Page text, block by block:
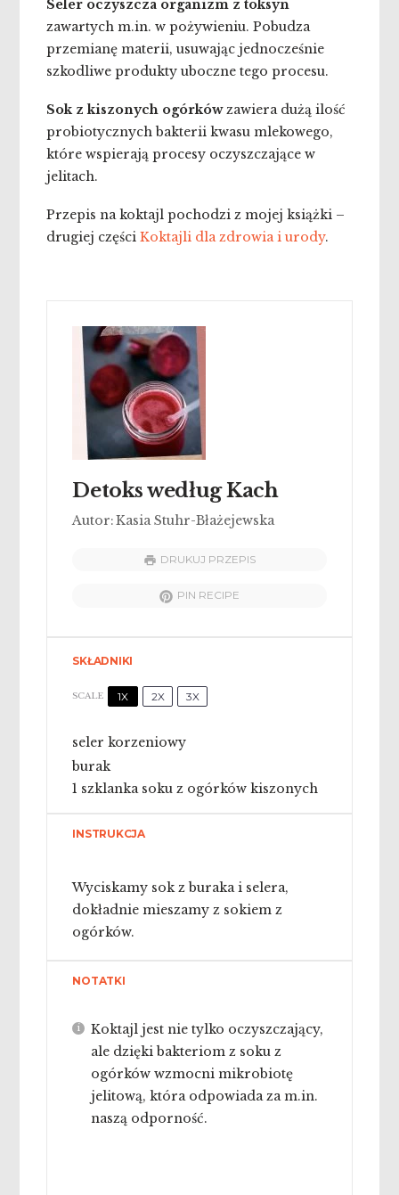
Seler oczyszcza organizm z toksyn
zawartych m.in. w pożywieniu. Pobudza
przemianę materii, usuwając jednocześnie
szkodliwe produkty uboczne tego procesu.
Sok z kiszonych ogórkówzawiera dużą ilość
probiotycznych bakterii kwasu mlekowego,
które wspierają procesy oczyszczające w
jelitach.
Przepis na koktajl pochodzi z mojej książki –
drugiej częściKoktajli dla zdrowia i urody.
Detoks według Kach
Autor:Kasia Stuhr-Błażejewska
DRUKUJ PRZEPIS
PIN RECIPE
SKŁADNIKI
SCALE 1X 2X 3X
seler korzeniowy
burak
1 szklanka soku z ogórków kiszonych
INSTRUKCJA
Wyciskamy sok z buraka i selera,
dokładnie mieszamy z sokiem z
ogórków.
NOTATKI
Koktajl jest nie tylko oczyszczający,
ale dzięki bakteriom z soku z
ogórków wzmocni mikrobiotę
jelitową, która odpowiada za m.in.
naszą odporność.